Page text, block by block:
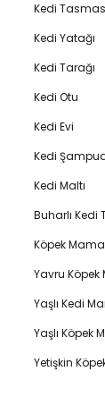
Kedi
Kedi Yatağı
Kedi Tarağı
Kedi Otu
Kedi Evi
Kedi
Kedi Maltı
Buharlı Kedi
Köpek
Yavru Köpek
Yaşlı Kedi
Yaşlı Köpek
Yetişkin